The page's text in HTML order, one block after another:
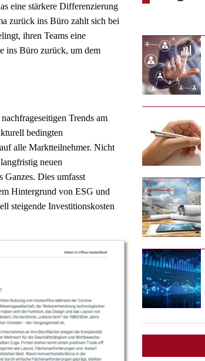
eine stärkere Differenzierung
zurück ins Büro zahlt sich bei
ihren Teams eine
ins Büro zurück, um dem
Trends am
bedingten
alle Marktteilnehmer. Nicht
neuen
Ganzes. Dies umfasst
Hintergrund von ESG und
steigende Investitionskosten